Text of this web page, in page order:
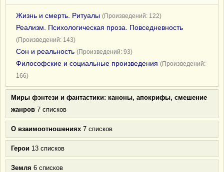
Жизнь и смерть. Ритуалы (Произведений: 122)
Реализм. Психологическая проза. Повседневность
(Произведений: 143)
Сон и реальность (Произведений: 93)
Философские и социальные произведения (Произведений:
166)
Миры фэнтези и фантастики: каноны, апокрифы, смешение
жанров 7 списков
О взаимоотношениях 7 списков
Герои 13 списков
Земля 6 списков